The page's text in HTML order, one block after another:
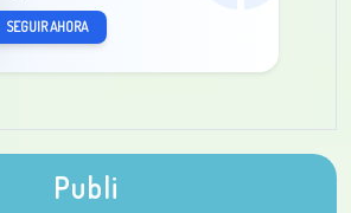
SEGUIR AHORA
Publi